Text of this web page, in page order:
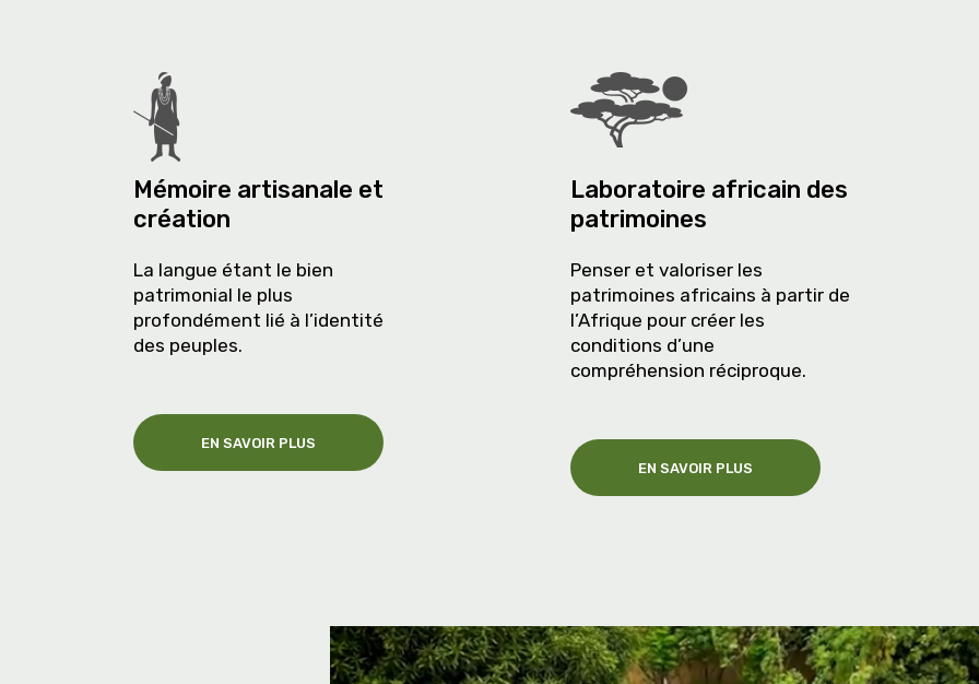
Mémoire artisanale et
création
La langue étant le bien
patrimonial le plus
profondément lié à l’identité
des peuples.
EN SAVOIR PLUS
Laboratoire africain des
patrimoines
Penser et valoriser les
patrimoines africains à partir de
l’Afrique pour créer les
conditions d’une
compréhension réciproque.
EN SAVOIR PLUS